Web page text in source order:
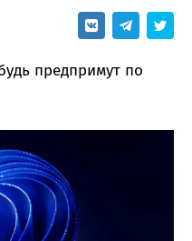
предпримут по